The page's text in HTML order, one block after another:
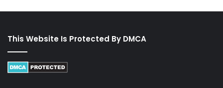
This Website Is Protected By DMCA